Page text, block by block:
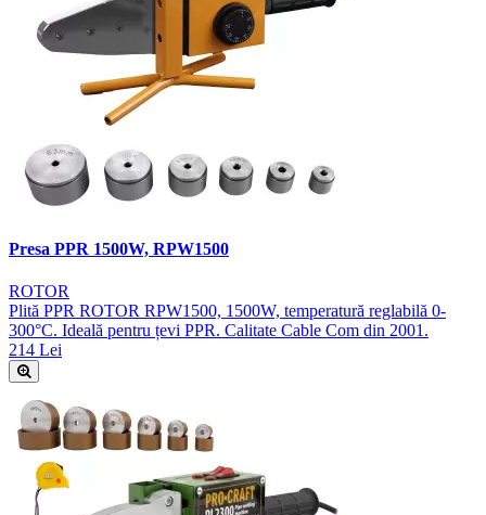
Presa PPR 1500W, RPW1500
ROTOR
Plită PPR ROTOR RPW1500, 1500W, temperatură reglabilă 0-
300°C. Ideală pentru țevi PPR. Calitate Cable Com din 2001.
214 Lei